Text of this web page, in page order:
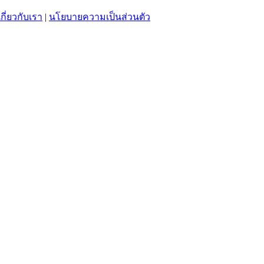
กี่ยวกับเรา | นโยบายความเป็นส่วนตัว